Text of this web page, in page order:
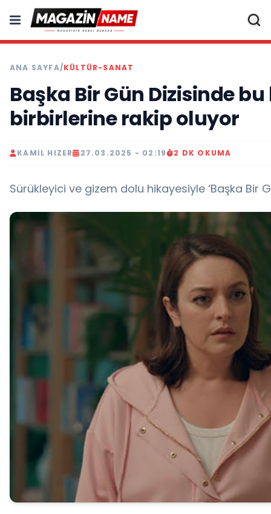
ANA SAYFA/KÜLTÜR-SANAT
Başka Bir Gün Dizisinde
birbirlerine rakip oluyor
KAMIL HIZER 27.03.2025 - 02:19 2 DK OKUMA
Sürükleyici ve gizem dolu hikayesiyle ‘Başka Bir